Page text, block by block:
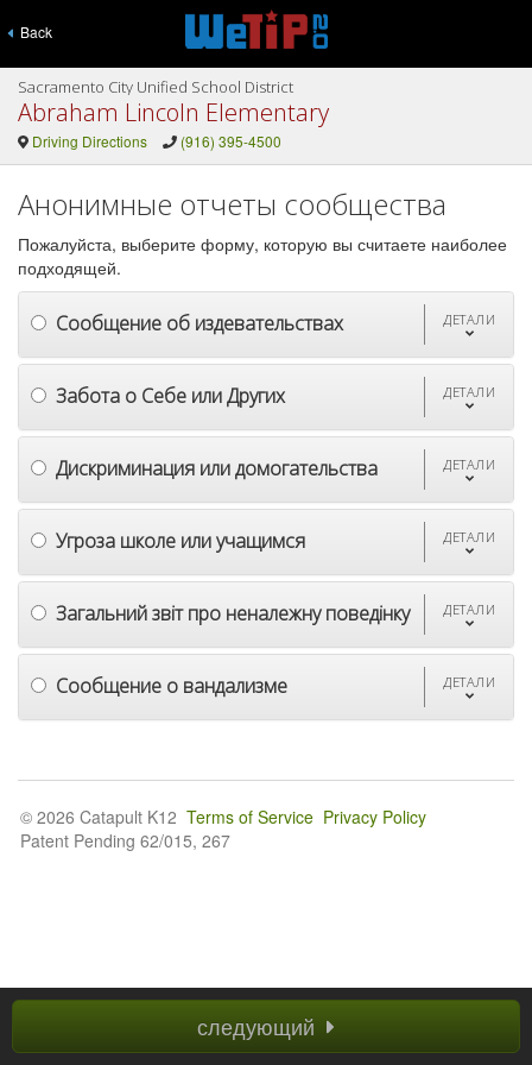
Back
Sacramento City Unified School District
Abraham Lincoln Elementary
Driving Directions (916) 395-4500
Анонимные отчеты сообщества
Пожалуйста, выберите форму, которую вы считаете наиболее
подходящей.
Сообщение об издевательствах ДЕТАЛИ
Забота о Себе или Других ДЕТАЛИ
Дискриминация или домогательства ДЕТАЛИ
Угроза школе или учащимся ДЕТАЛИ
Загальний звіт про неналежну поведінку ДЕТАЛИ
Сообщение о вандализме ДЕТАЛИ
следующий
© 2026 Catapult K12 Terms of Service Privacy Policy
Patent Pending 62/015, 267